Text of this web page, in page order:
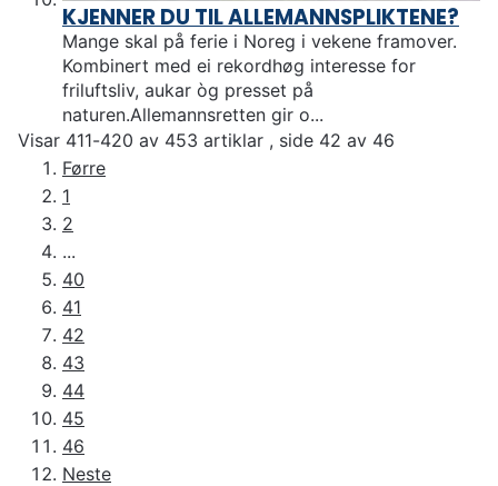
KJENNER DU TIL ALLEMANNSPLIKTENE?
Mange skal på ferie i Noreg i vekene framover.
Kombinert med ei rekordhøg interesse for
friluftsliv, aukar òg presset på
naturen.Allemannsretten gir o...
Visar 411-420 av 453 artiklar , side 42 av 46
Førre
1
2
...
40
41
42
43
44
45
46
Neste